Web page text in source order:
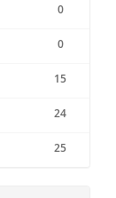
0
0
15
24
25